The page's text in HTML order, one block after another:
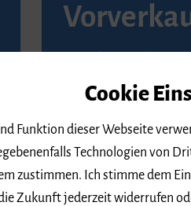
Seite von
BZ-Kartenservice
Kaiser-Joseph-Straße
79098 Freiburg
Telefon 0761 4968888
Cookie
Funktion dieser Webseite
Technologien von
zustimmen. Ich stimme dem
Zukunft jederzeit widerrufen